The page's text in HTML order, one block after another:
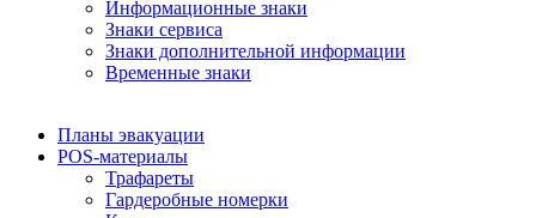
Информационные знаки
Знаки сервиса
Знаки дополнительной информации
Временные знаки
Планы эвакуации
POS-материалы
Трафареты
Гардеробные номерки